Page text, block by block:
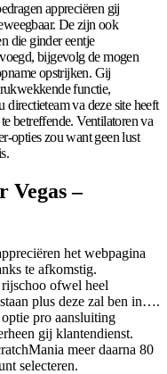
appreciëren gij
De zijn ook
die ginder eentje
bijgevolg de mogen
opstrijken. Gij
functie,
va deze site heeft
betreffende. Ventilatoren va
opties zou want geen lust
–
het webpagina
te afkomstig.
ofwel heel
plus deze zal ben in….
pro aansluiting
gij klantendienst.
meer daarna 80
selecteren.